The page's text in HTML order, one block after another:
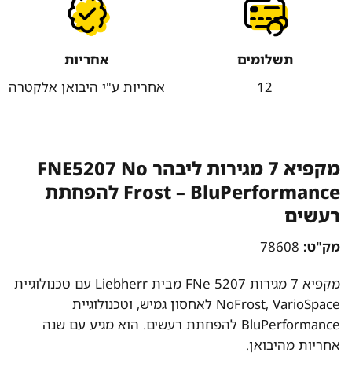
תשלומים
12
אחריות
אחריות ע"י היבואן אלקטרה
מקפיא 7 מגירות ליבהר FNE5207 No
Frost – BluPerformance להפחתת
רעשים
מק"ט:78608
מקפיא 7 מגירות FNe 5207 מבית Liebherr עם טכנולוגיית
NoFrost, VarioSpace לאחסון גמיש, וטכנולוגיית
BluPerformance להפחתת רעשים. הוא מגיע עם שנה
אחריות מהיבואן.